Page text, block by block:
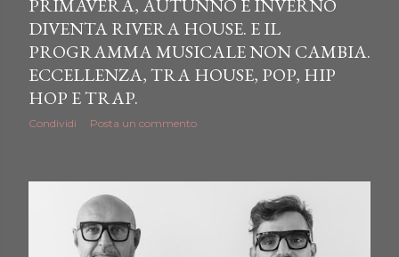
PRIMAVERA, AUTUNNO E INVERNO
DIVENTA RIVERA HOUSE. E IL
PROGRAMMA MUSICALE NON CAMBIA.
ECCELLENZA, TRA HOUSE, POP, HIP
HOP E TRAP.
Condividi Posta un commento